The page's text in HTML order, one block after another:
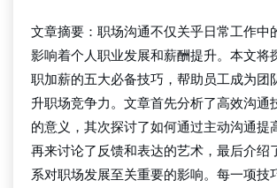
文章摘要：职场沟通不仅关乎日常工作中
影响着个人职业发展和薪酬提升。本文将
职加薪的五大必备技巧，帮助员工成为团
升职场竞争力。文章首先分析了高效沟通
的意义，其次探讨了如何通过主动沟通提
再来讨论了反馈和表达的艺术，最后介绍
系对职场发展至关重要的影响。每一项技